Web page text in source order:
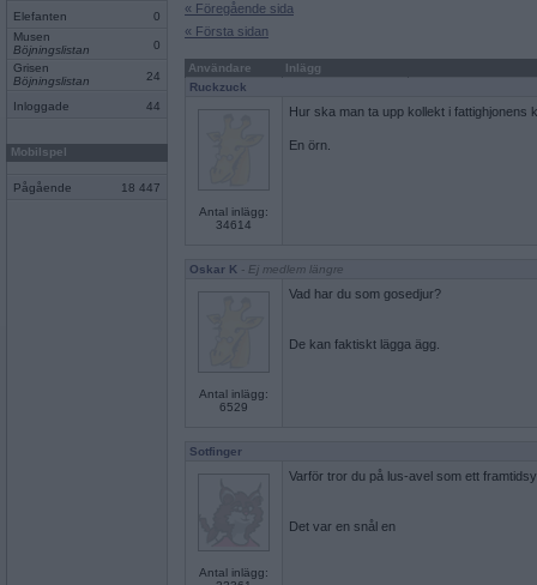
Elefanten
0
Musen
Böjningslistan
0
Grisen
Böjningslistan
24
Inloggade 44
Mobilspel
Pågående 18 447
« Föregående sida
« Första sidan
Användare
Inlägg
Ruckzuck
Antal inlägg:
34614
Hur ska man ta upp kollekt i fattighjonens
En örn.
Oskar K - Ej medlem längre
Antal inlägg:
6529
Vad har du som gosedjur?
De kan faktiskt lägga ägg.
Sotfinger
Antal inlägg:
Varför tror du på lus-avel som ett
Det var en snål en